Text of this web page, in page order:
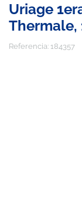
Uriage
Thermale,
Referencia: 184357